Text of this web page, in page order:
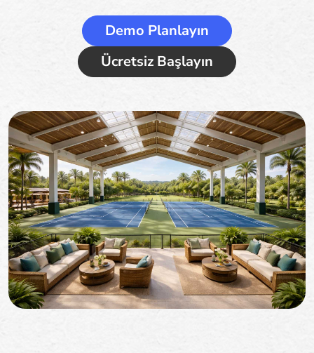
Demo Planlayın
Ücretsiz Başlayın